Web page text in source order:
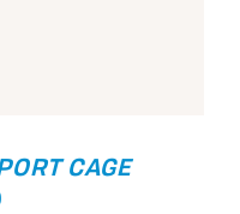
CAGE